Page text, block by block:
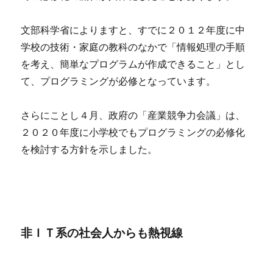
文部科学省によりますと、すでに２０１２年度に中
学校の技術・家庭の教科のなかで「情報処理の手順
を考え、簡単なプログラムが作成できること」とし
て、プログラミングが必修となっています。
さらにことし４月、政府の「産業競争力会議」は、
２０２０年度に小学校でもプログラミングの必修化
を検討する方針を示しました。
非ＩＴ系の社会人からも熱視線